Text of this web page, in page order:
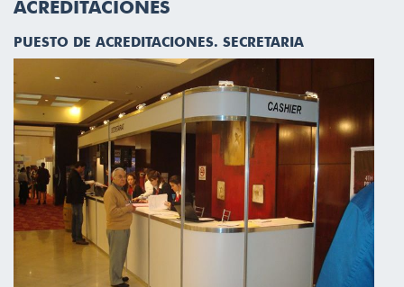
ACREDITACIONES
PUESTO DE ACREDITACIONES. SECRETARIA